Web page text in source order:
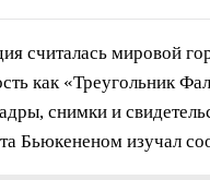
считалась мировой
как «Треугольник
снимки и
Бьюкененом изучал